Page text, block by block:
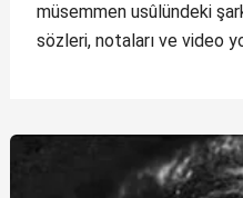
müsemmen usûlündeki
sözleri, notaları ve video